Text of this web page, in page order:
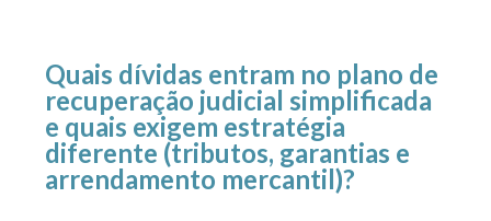
Quais dívidas entram no plano de
recuperação judicial simplificada
e quais exigem estratégia
diferente (tributos, garantias e
arrendamento mercantil)?